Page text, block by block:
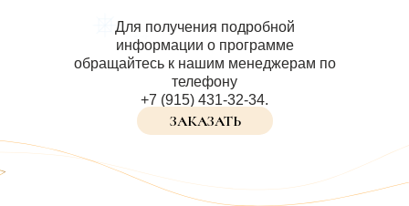
Для получения подробной
информации о программе
обращайтесь к нашим менеджерам по
телефону
+7 (915) 431-32-34.
ЗАКАЗАТЬ